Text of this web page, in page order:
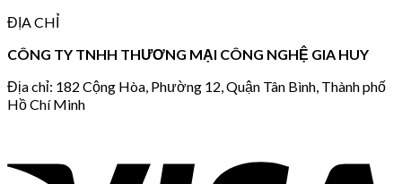
ĐỊA CHỈ
CÔNG TY TNHH THƯƠNG MẠI CÔNG NGHỆ GIA HUY
Địa chỉ: 182 Cộng Hòa, Phường 12, Quận Tân Bình, Thành phố
Hồ Chí Minh